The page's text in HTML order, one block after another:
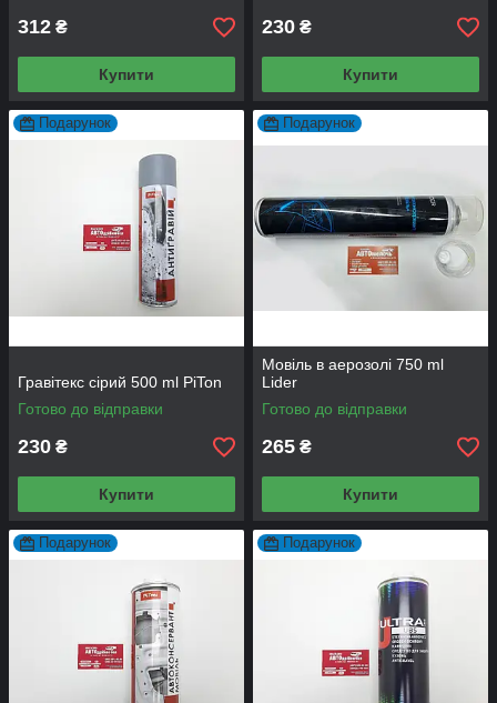
312 ₴
Купити
230 ₴
Купити
Подарунок
Гравітекс сірий 500 ml PiTon
Готово до відправки
230 ₴
Купити
Подарунок
Мовіль в аерозолі 750 ml
Lider
Готово до відправки
265 ₴
Купити
Подарунок Подарунок